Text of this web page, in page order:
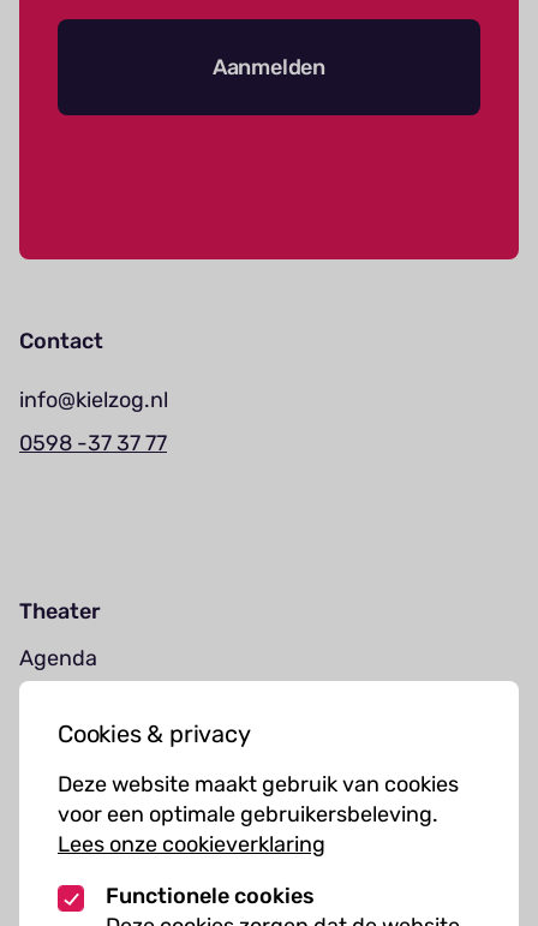
Cookies & privacy
Deze website maakt gebruik van cookies
voor een optimale gebruikersbeleving.
Lees onze cookieverklaring
Functionele cookies
Aanmelden
Contact
info@kielzog.nl
0598 -37 37 77
Theater
Agenda
Muziekcursussen
Kunst cursussen
Over ons